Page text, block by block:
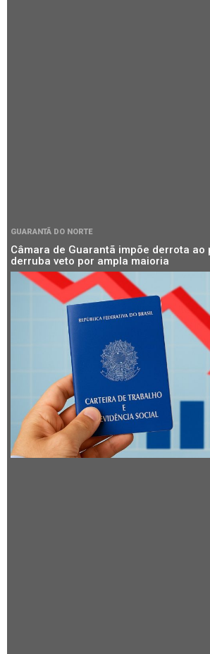
GUARANTÃ DO NORTE
Câmara de Guarantã impõe derrota
derruba veto por ampla maioria